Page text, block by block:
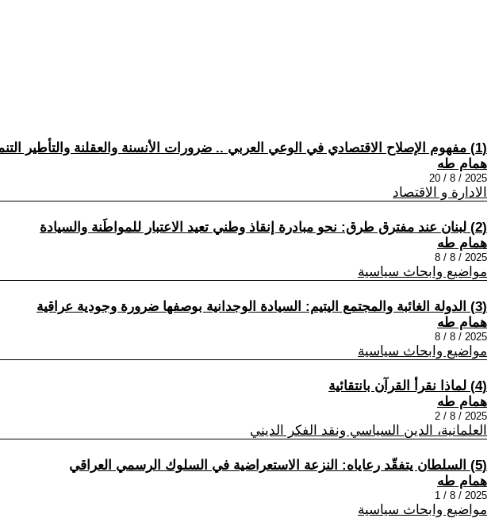
(1) مفهوم الإصلاح الاقتصادي في الوعي العربي .. ضرورات الأنسنة والعقلنة والتأطير التنموي
همام طه
2025 / 8 / 20
الادارة و الاقتصاد
(2) لبنان عند مفترق طرق: نحو مبادرة إنقاذ وطني تعيد الاعتبار للمواطَنة والسيادة
همام طه
2025 / 8 / 8
مواضيع وابحاث سياسية
(3) الدولة الغائبة والمجتمع اليتيم: السيادة الوجدانية بوصفها ضرورة وجودية عراقية
همام طه
2025 / 8 / 8
مواضيع وابحاث سياسية
(4) لماذا نقرأ القرآن بانتقائية
همام طه
2025 / 8 / 2
العلمانية، الدين السياسي ونقد الفكر الديني
(5) السلطان يتفقّد رعاياه: النزعة الاستعراضية في السلوك الرسمي العراقي
همام طه
2025 / 8 / 1
مواضيع وابحاث سياسية